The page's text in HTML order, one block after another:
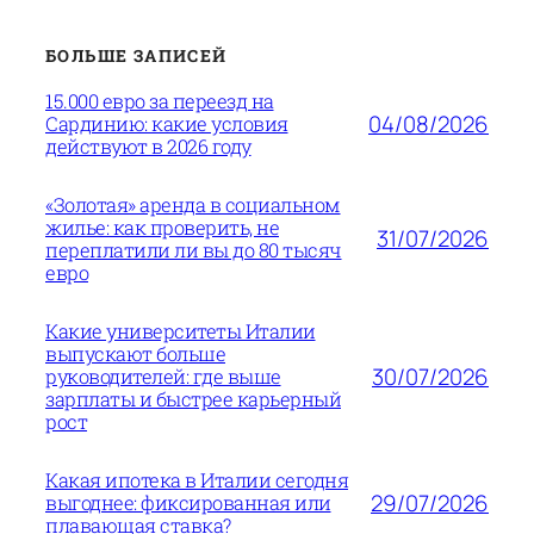
БОЛЬШЕ ЗАПИСЕЙ
15.000 евро за переезд на
Сардинию: какие условия
действуют в 2026 году
04/08/2026
«Золотая» аренда в социальном
жилье: как проверить, не
переплатили ли вы до 80 тысяч
евро
31/07/2026
Какие университеты Италии
выпускают больше
руководителей: где выше
зарплаты и быстрее карьерный
рост
30/07/2026
Какая ипотека в Италии сегодня
выгоднее: фиксированная или
плавающая ставка?
29/07/2026